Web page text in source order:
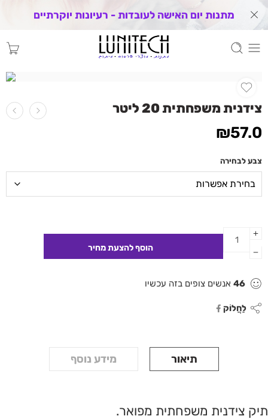
מתנות יום האישה לעובדות - רעיונות יוקרתיים
צידנית משפחתית 20 ליטר
₪57.0
צבע לבחירה
46 אנשים צופים בזה עכשיו
לַחֲלוֹק
תיאור מידע נוסף
תיק צידנית משפחתית מפואר.